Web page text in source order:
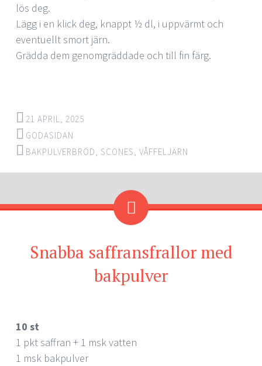
lös deg.
Lägg i en klick deg, knappt ½ dl, i uppvärmt och
eventuellt smort järn.
Grädda dem genomgräddade och till fin färg.
21 APRIL, 2025
GODASIDAN
BAKPULVERBRÖD
SCONES VÅFFELJÄRN
Snabba saffransfrallor med
bakpulver
10 st
1 pkt saffran + 1 msk vatten
1 msk bakpulver